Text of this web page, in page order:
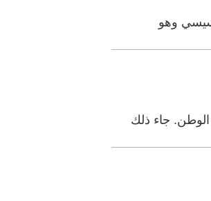
وهو
جاء ذلك